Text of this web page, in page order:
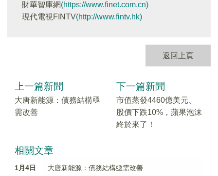
財華智庫網(https://www.finet.com.cn)
現代電視FINTV(http://www.fintv.hk)
返回上頁
上一篇新聞
大唐新能源：債務結構亟
需改善
下一篇新聞
市值蒸發4460億美元、
股價下跌10%，蘋果泡沫
終於來了！
相關文章
1月4日 大唐新能源：債務結構亟需改善